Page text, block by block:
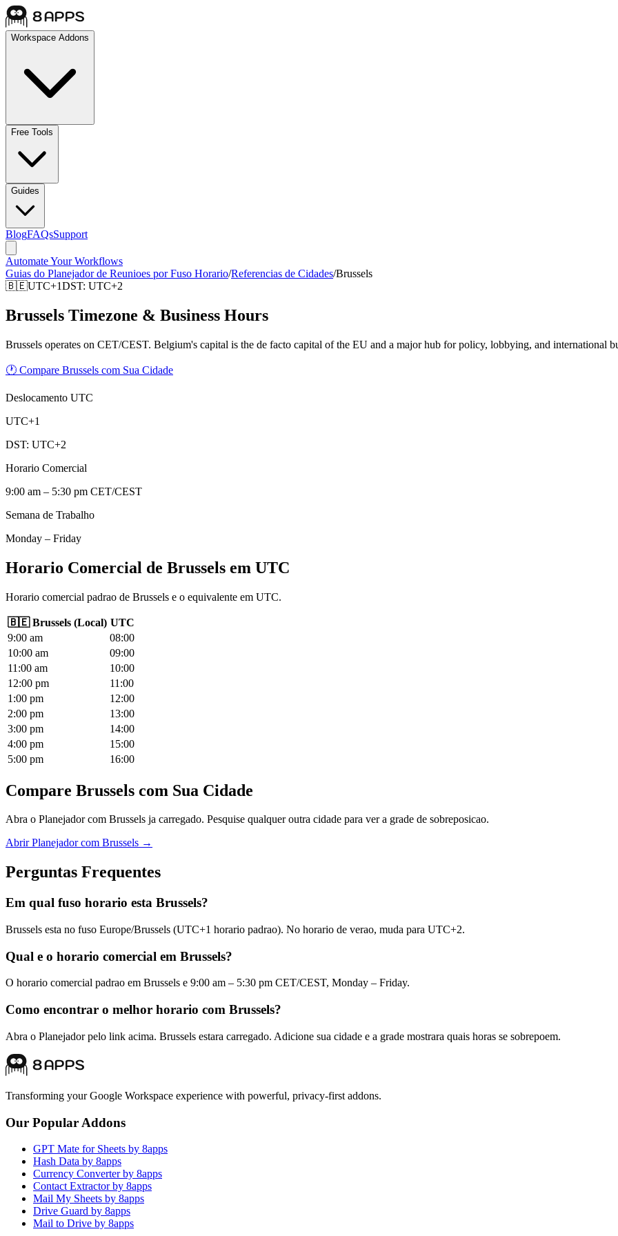
Workspace Addons
Free Tools
Guides
BlogFAQsSupport
Automate Your Workflows
Guias do Planejador de Reunioes por Fuso Horario/Referencias de Cidades/Brussels
🇧🇪UTC+1DST: UTC+2
Brussels Timezone & Business Hours
Brussels operates on CET/CEST. Belgium's capital is the de facto capital of the EU and a major hub for policy, lobbying, and international
🕐 Compare Brussels com Sua Cidade
Deslocamento UTC
UTC+1
DST: UTC+2
Horario Comercial
9:00 am – 5:30 pm CET/CEST
Semana de Trabalho
Monday – Friday
Horario Comercial de Brussels em UTC
Horario comercial padrao de Brussels e o equivalente em UTC.
🇧🇪 Brussels (Local) UTC
9:00 am 08:00
10:00 am 09:00
11 :00 am 10:00
12:00 pm 11 :00
1 :00 pm 12:00
2:00 pm 13:00
3:00 pm 14:00
4:00 pm 15:00
5:00 pm 16:00
Compare Brussels com Sua Cidade
Abra o Planejador com Brussels ja carregado. Pesquise qualquer outra cidade para ver a grade de sobreposicao.
Abrir Planejador com Brussels →
Perguntas Frequentes
Em qual fuso horario esta Brussels?
Brussels esta no fuso Europe/Brussels (UTC+1 horario padrao). No horario de verao, muda para UTC+2.
Qual e o horario comercial em Brussels?
O horario comercial padrao em Brussels e 9:00 am – 5:30 pm CET/CEST, Monday – Friday.
Como encontrar o melhor horario com Brussels?
Abra o Planejador pelo link acima. Brussels estara carregado. Adicione sua cidade e a grade mostrara quais horas se sobrepoem.
Transforming your Google Workspace experience with powerful, privacy-first addons.
Our Popular Addons
GPT Mate for Sheets by 8apps
Hash Data by 8apps
Currency Converter by 8apps
Contact Extractor by 8apps
Mail My Sheets by 8apps
Drive Guard by 8apps
Mail to Drive by 8apps